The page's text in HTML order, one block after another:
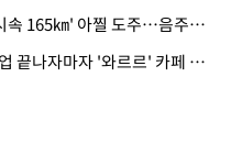
· 정차 불응하고 '시속 165㎞' 아찔 도주…음주운전자 체포
· "하마터면"…영업 끝나자마자 '와르르' 카페 테라스 덮친 대리석 외벽